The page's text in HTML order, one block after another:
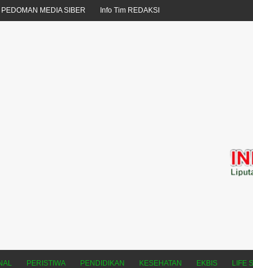
PEDOMAN MEDIA SIBER Info Tim REDAKSI
PERISTIWA PENDIDIKAN KESEHATAN EKBIS LIFE